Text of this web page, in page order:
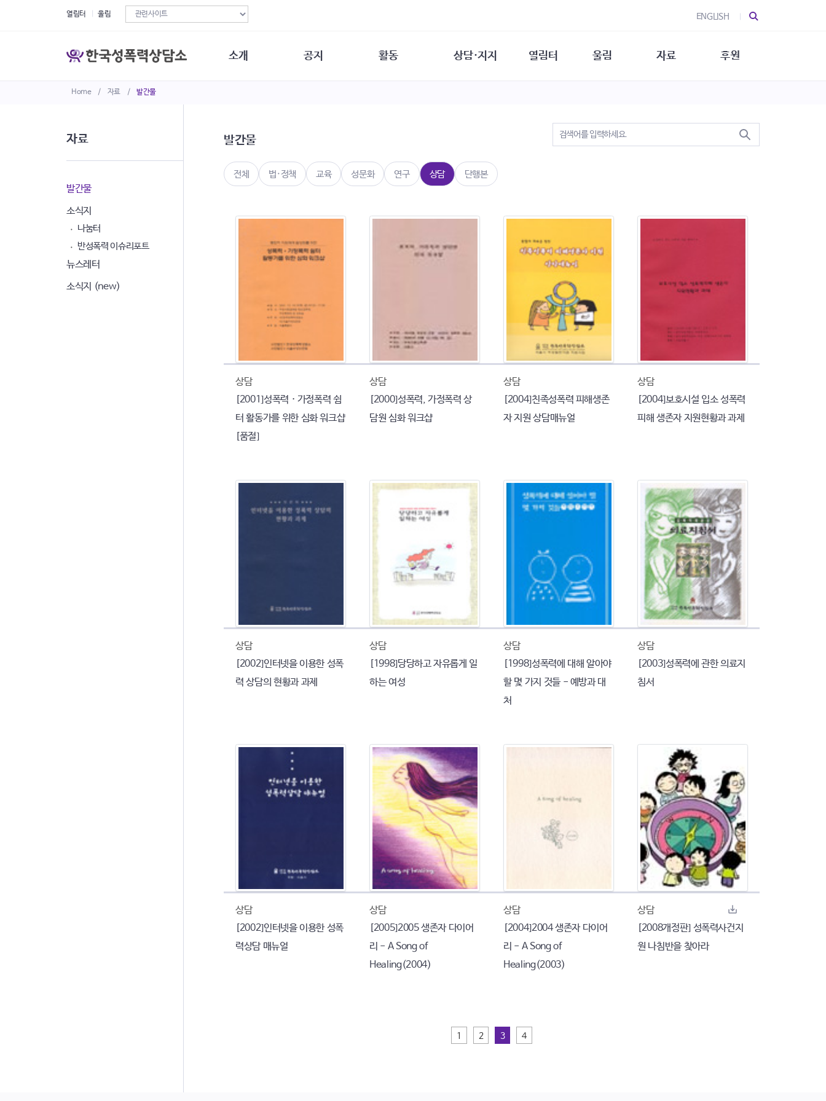
Home / 자료 / 발간물
열림터 울림 ENGLISH
소개
오시는길
정관·규정·약속
비전선언문
공지 활동
생존자 역량강화
여성·인권·국제연대
상담·지지
함께 고민하기
상담 통계
열림터 울림 자료
뉴스레터
후원
자료
발간물
소식지
나눔터
반성폭력 이슈리포트
뉴스레터
소식지 (new)
발간물
전체 법·정책 교육 성문화 연구 상담 단행본
상담
[2001]성폭력 · 가정폭력 쉼
터 활동가를 위한 심화 워크샵
[품절]
상담
[2000]성폭력, 가정폭력 상
담원 심화 워크샵
상담
[2004]친족성폭력 피해생존
자 지원 상담매뉴얼
상담
[2004]보호시설 입소 성폭력
피해 생존자 지원현황과 과제
상담
[2002]인터넷을 이용한 성폭
력 상담의 현황과 과제
상담
[1998]당당하고 자유롭게 일
하는 여성
상담
[1998]성폭력에 대해 알아야
할 몇 가지 것들 - 예방과 대
처
상담
[2003]성폭력에 관한 의료지
침서
상담
[2002]인터넷을 이용한 성폭
력상담 매뉴얼
상담
[2005]2005 생존자 다이어
리 - A Song of
Healing(2004)
상담
[2004]2004 생존자 다이어
리 - A Song of
Healing(2003)
상담
[2008개정판] 성폭력사건지
원 나침반을 찾아라
1 2 3 4